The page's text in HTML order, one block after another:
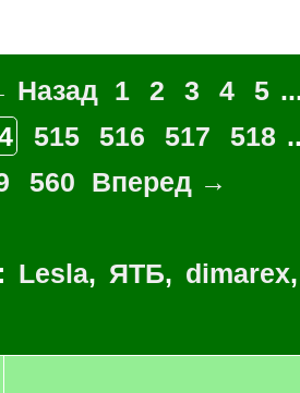
Назад 1 2 3 4 5
515 516 517 518
560 Вперед →
Lesla, ЯТБ, dimarex